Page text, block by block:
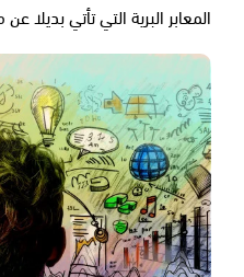
المعابر البرية التي تأتي بديلا عن